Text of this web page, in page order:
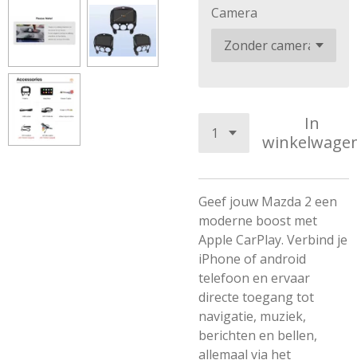
Camera
In
Geef jouw Mazda 2 een
moderne boost met
Apple CarPlay. Verbind je
iPhone of android
telefoon en ervaar
directe toegang tot
navigatie, muziek,
berichten en bellen,
allemaal via het